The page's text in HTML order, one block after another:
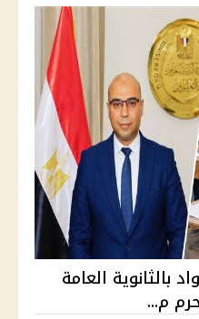
الراسب في 3 مواد بالثانوية العامة
م...